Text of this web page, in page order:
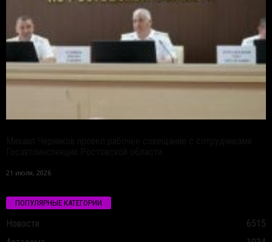
21 июля, 2026
ПОПУЛЯРНЫЕ КАТЕГОРИИ
Новости
6515